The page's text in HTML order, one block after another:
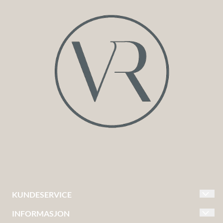
KUNDESERVICE
KONTAKT OSS
INFORMASJON